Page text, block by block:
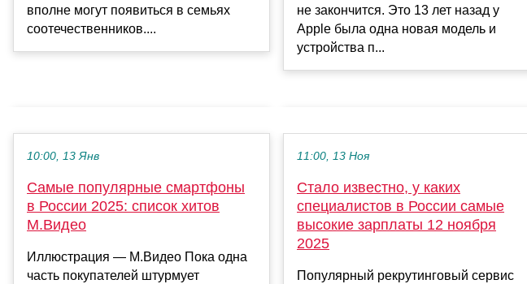
вполне могут появиться в семьях
соотечественников....
не закончится. Это 13 лет назад у
Apple была одна новая модель и
устройства п...
10:00, 13 Янв
Самые популярные смартфоны
в России 2025: список хитов
М.Видео
Иллюстрация — М.Видео Пока одна
часть покупателей штурмует
11:00, 13 Ноя
Стало известно, у каких
специалистов в России самые
высокие зарплаты 12 ноября
2025
Популярный рекрутинговый сервис